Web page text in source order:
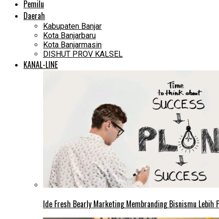
Pemilu
Daerah
Kabupaten Banjar
Kota Banjarbaru
Kota Banjarmasin
DISHUT PROV KALSEL
KANAL-LINE
Ide Fresh Bearly Marketing Membranding Bisnismu Lebih